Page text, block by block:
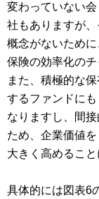
変わっていない会
社もありますが
概念がないために
保険の効率化のチ
また、積極的な
するファンドにも
なりますし、間
ため、企業価値を
大きく高めること
具体的には図表6